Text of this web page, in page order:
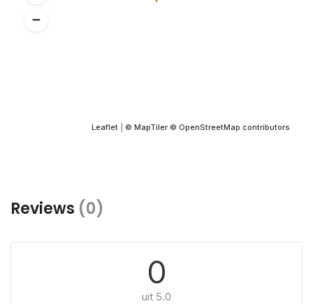
Leaflet © MapTiler © OpenStreetMap contributors
Reviews (0)
0
uit 5.0